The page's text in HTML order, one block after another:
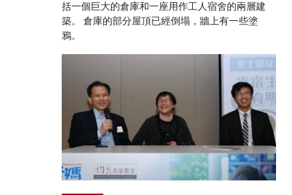
括一個巨大的倉庫和一座用作工人宿舍的兩層建
築。 倉庫的部分屋頂已經倒塌，牆上有一些塗
鴉。